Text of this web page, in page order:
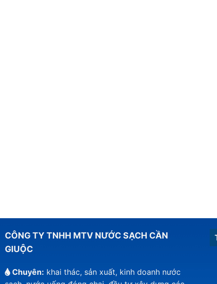
CÔNG TY TNHH MTV NƯỚC SẠCH CẦN
GIUỘC
Chuyên: khai thác, sản xuất, kinh doanh nước